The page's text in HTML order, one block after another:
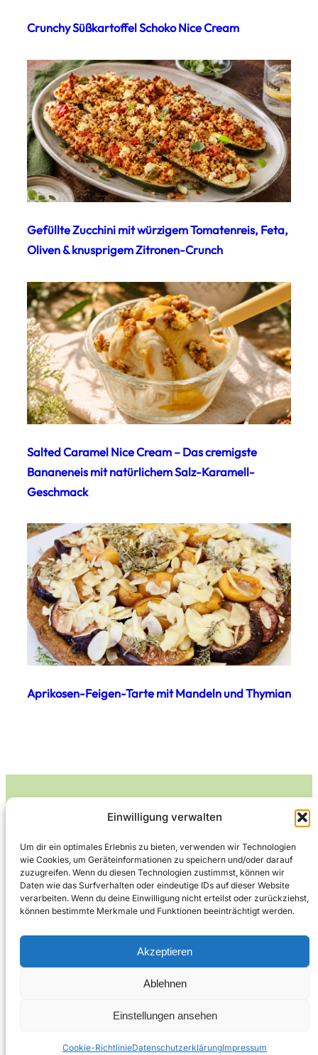
Einwilligung verwalten
Um dir ein optimales Erlebnis zu bieten, verwenden wir Technologien
wie Cookies, um Geräteinformationen zu speichern und/oder darauf
zuzugreifen. Wenn du diesen Technologien zustimmst, können wir
Daten wie das Surfverhalten oder eindeutige IDs auf dieser Website
verarbeiten. Wenn du deine Einwilligung nicht erteilst oder zurückziehst,
können bestimmte Merkmale und Funktionen beeinträchtigt werden.
Akzeptieren
Ablehnen
Einstellungen ansehen
Cookie-RichtlinieDatenschutzerklärungImpressum
Crunchy Süßkartoffel Schoko Nice Cream
Gefüllte Zucchini mit würzigem Tomatenreis, Feta,
Oliven & knusprigem Zitronen-Crunch
Salted Caramel Nice Cream – Das cremigste
Bananeneis mit natürlichem Salz-Karamell-
Geschmack
Aprikosen-Feigen-Tarte mit Mandeln und Thymian
Leckerlife
Lecker essen – gesund leben.
Copyright © 2026 Designed by